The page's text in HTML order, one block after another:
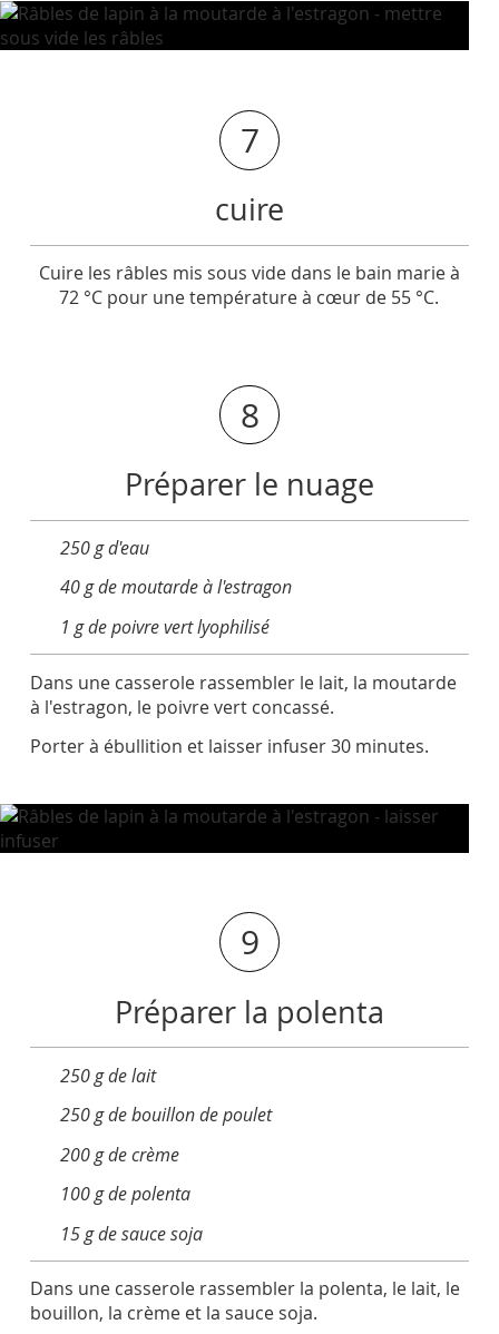
7
cuire
Cuire les râbles mis sous vide dans le bain marie à
72 °C pour une température à cœur de 55 °C.
8
Préparer le nuage
250 g d'eau
40 g de moutarde à l'estragon
1 g de poivre vert lyophilisé
Dans une casserole rassembler le lait, la moutarde
à l'estragon, le poivre vert concassé.
Porter à ébullition et laisser infuser 30 minutes.
9
Préparer la polenta
250 g de lait
250 g de bouillon de poulet
200 g de crème
100 g de polenta
15 g de sauce soja
Dans une casserole rassembler la polenta, le lait, le
bouillon, la crème et la sauce soja.